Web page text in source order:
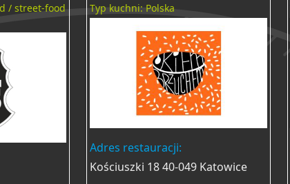
/ street-food
Typ kuchni: Polska
Adres restauracji:
Kościuszki 18 40-049 Katowice